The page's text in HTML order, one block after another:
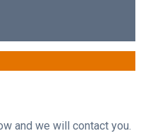
and we will contact you.